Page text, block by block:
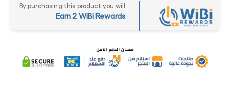
By purchasing this product you will
Earn 2 WiBi Rewards